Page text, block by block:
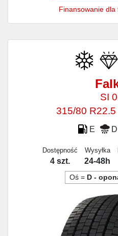
Finansowanie dla
SI
315/80 R22.5
E D
Dostępność
4 szt.
Wysyłka
24-48h
Oś = D -